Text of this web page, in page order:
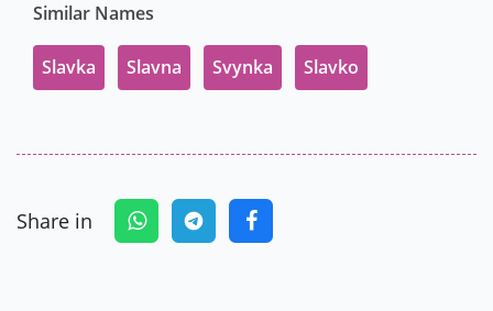
Similar Names
Slavka Slavna Svynka Slavko
Share in